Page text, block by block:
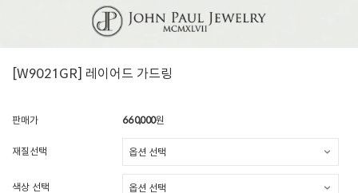
[W9021GR] 레이어드 가드링
판매가 660,000원
재질선택
색상 선택